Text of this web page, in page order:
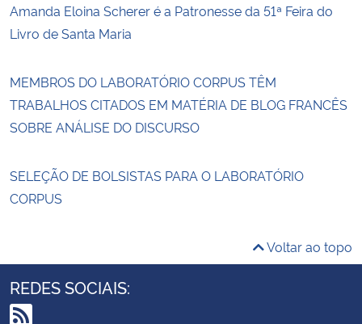
Amanda Eloina Scherer é a Patronesse da 51ª Feira do
Livro de Santa Maria
MEMBROS DO LABORATÓRIO CORPUS TÊM
TRABALHOS CITADOS EM MATÉRIA DE BLOG FRANCÊS
SOBRE ANÁLISE DO DISCURSO
SELEÇÃO DE BOLSISTAS PARA O LABORATÓRIO
CORPUS
Voltar ao topo
REDES SOCIAIS: